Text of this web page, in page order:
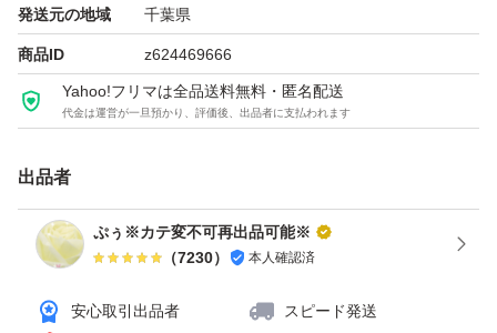
発送元の地域 千葉県
商品ID z624469666
Yahoo!フリマは全品送料無料・匿名配送
代金は運営が一旦預かり、評価後、出品者に支払われます
出品者
ぷぅ※カテ変不可再出品可能※
（7230） 本人確認済
安心取引出品者
スピード発送